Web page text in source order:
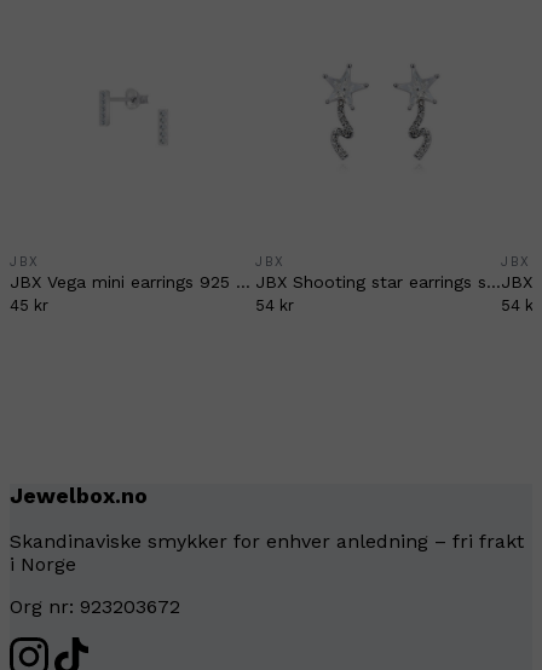
JBX
JBX Vega mini earrings 925 sterlingsilver
45 kr
JBX
JBX Shooting star earrings silver/clear
54 kr
JBX
JBX
54 kr
Jewelbox.no
Skandinaviske smykker for enhver anledning – fri frakt
i Norge
Org nr: 923203672